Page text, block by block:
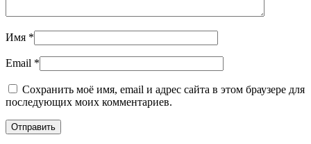
Имя *
Email *
Сохранить моё имя, email и адрес сайта в этом браузере для
последующих моих комментариев.